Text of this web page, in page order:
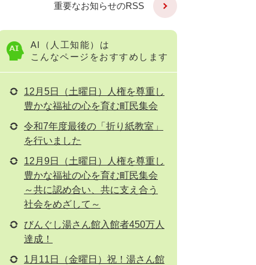
重要なお知らせのRSS
AI（人工知能）は
こんなページをおすすめします
12月5日（土曜日）人権を尊重し
豊かな福祉の心を育む町民集会
令和7年度最後の「折り紙教室」
を行いました
12月9日（土曜日）人権を尊重し
豊かな福祉の心を育む町民集会
～共に認め合い、共に支え合う
社会をめざして～
びんぐし湯さん館入館者450万人
達成！
1月11日（金曜日）祝！湯さん館